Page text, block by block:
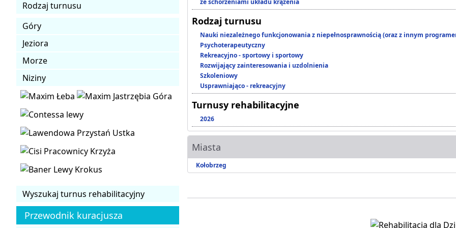
Rodzaj turnusu
Góry
Jeziora
Morze
Niziny
Wyszukaj turnus rehabilitacyjny
Przewodnik kuracjusza
ze schorzeniami układu krążenia
Rodzaj turnusu
Nauki niezależnego funkcjonowania z niepełnosprawnością (oraz z innym
Psychoterapeutyczny
Rekreacyjno - sportowy i sportowy
Rozwijający zainteresowania i uzdolnienia
Szkoleniowy
Usprawniająco - rekreacyjny
Turnusy rehabilitacyjne
2026
Miasta
Kołobrzeg